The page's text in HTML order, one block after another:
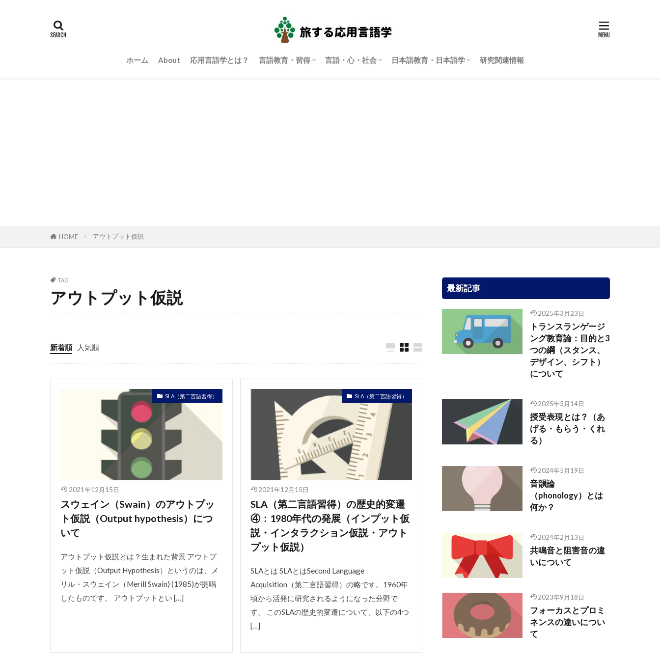
ホーム About 応用言語学とは？ 言語教育・習得 言語・心・社会 日本語教育・日本語学 研究関連情報
HOME アウトプット仮説
TAG
アウトプット仮説
新着順 人気順
SLA（第二言語習得）
2021年12月15日
スウェイン（Swain）のアウトプッ
ト仮説（Output hypothesis）につ
いて
アウトプット仮説とは？生まれた背景 アウトプ
ット仮説（Output Hypothesis）というのは、メ
リル・スウェイン（Merill Swain) (1985)が提唱
したものです。 アウトプットとい […]
SLA（第二言語習得）
2021年12月15日
SLA（第二言語習得）の歴史的変遷
④：1980年代の発展（インプット仮
説・インタラクション仮説・アウト
プット仮説）
SLAとは SLAとはSecond Language
Acquisition（第二言語習得）の略です。1960年
頃から活発に研究されるようになった分野で
す。 このSLAの歴史的変遷について、以下の4つ
[…]
最新記事
2025年3月23日
トランスランゲージ
ング教育論：目的と3
つの綱（スタンス、
デザイン、シフト）
について
2025年3月14日
授受表現とは？（あ
げる・もらう・くれ
る）
2024年5月19日
音韻論
（phonology）とは
何か？
2024年2月13日
共鳴音と阻害音の違
いについて
2023年9月18日
フォーカスとプロミ
ネンスの違いについ
て